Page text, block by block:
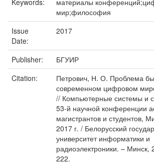
Keywords:
материалы
мир;философия
Issue
Date:
2017
Publisher:
БГУИР
Citation:
Петрович, Н. О. Проблема
современном цифровом
// Компьютерные системы и
53-й научной конференции
магистрантов и студентов,
2017 г. / Белорусский
университет информатики и
радиоэлектроники. –
222.